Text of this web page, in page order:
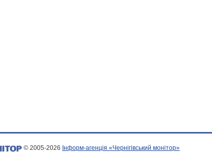
© 2005-2026 Інформ-агенція «Чернігівський монітор»